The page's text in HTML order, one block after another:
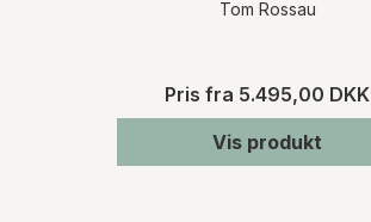
Tom Rossau
Pris fra 5.495,00 DKK
Vis produkt